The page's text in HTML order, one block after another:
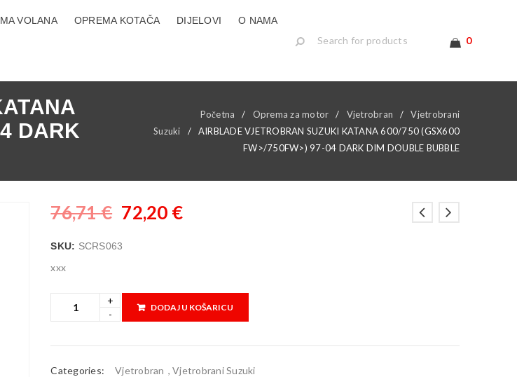
VOLANA OPREMA KOTAČA DIJELOVI O NAMA
0
DARK
Početna / Oprema za motor / Vjetrobran /
Vjetrobrani
Suzuki
/
AIRBLADE VJETROBRAN SUZUKI KATANA 600/750 (GSX600
FW>/750FW>) 97-04 DARK DIM DOUBLE BUBBLE
76,71€ 72,20 €
SKU: SCRS063
xxx
DODAJ U KOŠARICU
Categories: Vjetrobran ,Vjetrobrani Suzuki